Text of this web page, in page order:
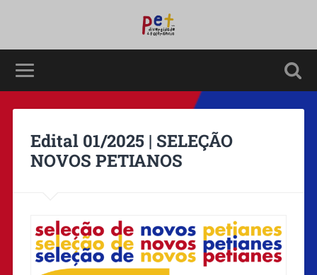
Edital 01/2025 | SELEÇÃO
NOVOS PETIANOS